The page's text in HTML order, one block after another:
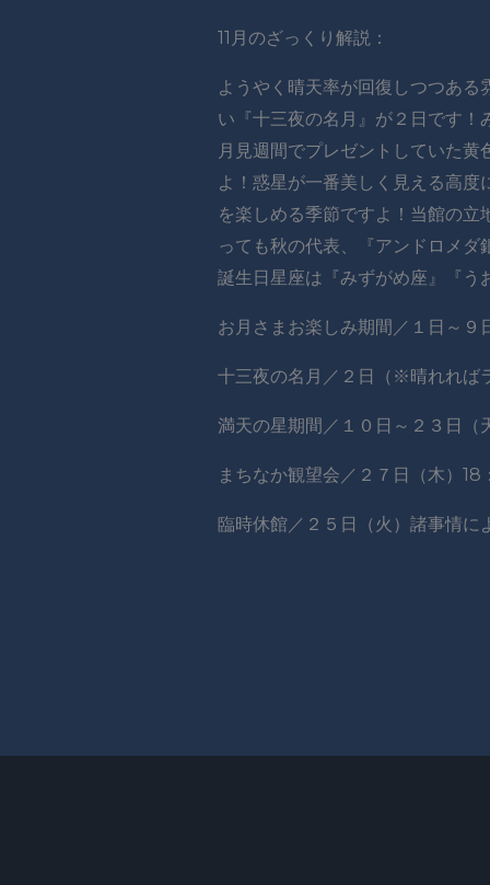
11月のざっくり解説：
ようやく晴天率が回復しつつあ
い『十三夜の名月』が２日です
月見週間でプレゼントしていた
よ！惑星が一番美しく見える高
を楽しめる季節ですよ！当館の
っても秋の代表、『アンドロメ
誕生日星座は『みずがめ座』『う
お月さまお楽しみ期間／１日～９
十三夜の名月／２日（※晴れれば
満天の星期間／１０日～２３日（
まちなか観望会／２７日（木）
臨時休館／２５日（火）諸事情に